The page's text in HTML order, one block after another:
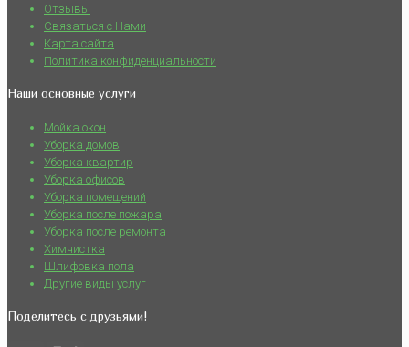
Отзывы
Связаться с Нами
Карта сайта
Политика конфиденциальности
Наши основные услуги
Мойка окон
Уборка домов
Уборка квартир
Уборка офисов
Уборка помещений
Уборка после пожара
Уборка после ремонта
Химчистка
Шлифовка пола
Другие виды услуг
Поделитесь с друзьями!